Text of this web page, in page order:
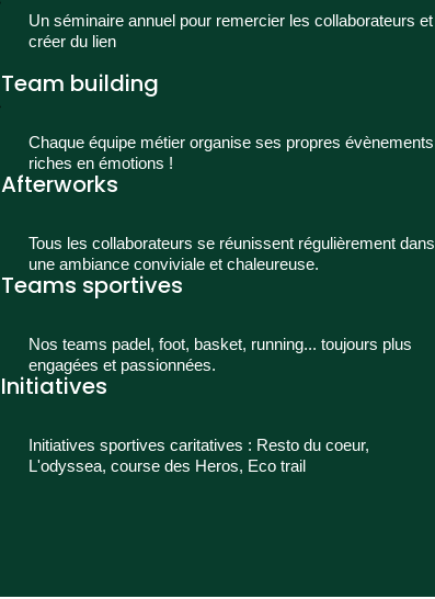
Un séminaire annuel pour remercier les collaborateurs et
créer du lien
Team building
Chaque équipe métier organise ses propres évènements
riches en émotions !
Afterworks
Tous les collaborateurs se réunissent régulièrement dans
une ambiance conviviale et chaleureuse.
Teams sportives
Nos teams padel, foot, basket, running... toujours plus
engagées et passionnées.
Initiatives
Initiatives sportives caritatives : Resto du coeur,
L'odyssea, course des Heros, Eco trail